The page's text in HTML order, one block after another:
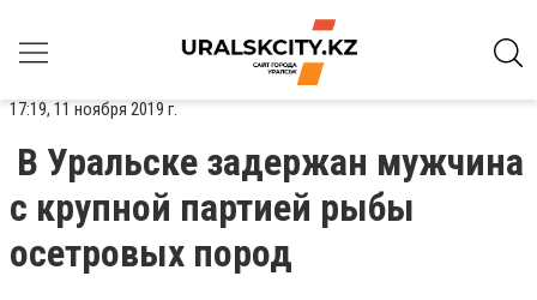
17:19, 11 ноября 2019 г.
В Уральске задержан мужчина
с крупной партией рыбы
осетровых пород